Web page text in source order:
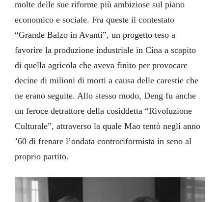
molte delle sue riforme più ambiziose sul piano
economico e sociale. Fra queste il contestato
“Grande Balzo in Avanti”, un progetto teso a
favorire la produzione industriale in Cina a scapito
di quella agricola che aveva finito per provocare
decine di milioni di morti a causa delle carestie che
ne erano seguite. Allo stesso modo, Deng fu anche
un feroce detrattore della cosiddetta “Rivoluzione
Culturale”, attraverso la quale Mao tentò negli anno
’60 di frenare l’ondata controriformista in seno al
proprio partito.